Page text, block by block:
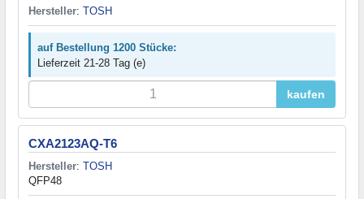
Hersteller: TOSH
auf Bestellung 1200 Stücke:
Lieferzeit 21-28 Tag (e)
kaufen
CXA2123AQ-T6
Hersteller: TOSH
QFP48